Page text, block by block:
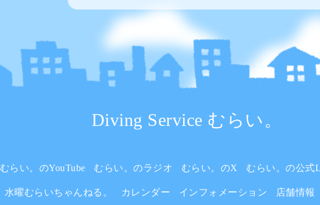
Diving Service むらい。
むらい。のYouTube むらい。のラジオ むらい。のX むらい。の公式
水曜むらいちゃんねる。 カレンダー インフォメーション 店舗情報